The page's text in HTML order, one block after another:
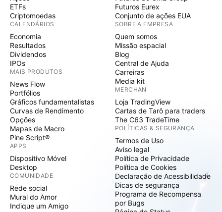
ETFs
Criptomoedas
CALENDÁRIOS
Economia
Resultados
Dividendos
IPOs
MAIS PRODUTOS
News Flow
Portfólios
Gráficos fundamentalistas
Curvas de Rendimento
Opções
Mapas de Macro
Pine Script®
APPS
Dispositivo Móvel
Desktop
COMUNIDADE
Rede social
Mural do Amor
Indique um Amigo
Futuros Eurex
Conjunto de ações EUA
SOBRE A EMPRESA
Quem somos
Missão espacial
Blog
Central de Ajuda
Carreiras
Media kit
MERCHAN
Loja TradingView
Cartas de Tarô para traders
The C63 TradeTime
POLÍTICAS & SEGURANÇA
Termos de Uso
Aviso legal
Política de Privacidade
Política de Cookies
Declaração de Acessibilidade
Dicas de segurança
Programa de Recompensa
por Bugs